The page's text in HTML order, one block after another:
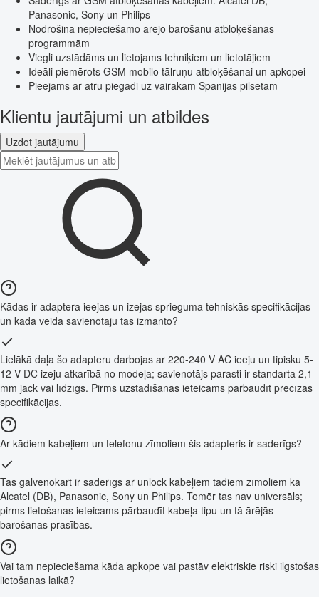
Panasonic, Sony un Philips
Nodrošina nepieciešamo ārējo barošanu atbloķēšanas
programmām
Viegli uzstādāms un lietojams tehniķiem un lietotājiem
Ideāli piemērots GSM mobilo tālruņu atbloķēšanai un apkopei
Pieejams ar ātru piegādi uz vairākām Spānijas pilsētām
Klientu jautājumi un atbildes
Uzdot jautājumu
Kādas ir adaptera ieejas un izejas sprieguma tehniskās specifikācijas
un kāda veida savienotāju tas izmanto?
Lielākā daļa šo adapteru darbojas ar 220-240 V AC ieeju un tipisku 5-
12 V DC izeju atkarībā no modeļa; savienotājs parasti ir standarta 2,1
mm jack vai līdzīgs. Pirms uzstādīšanas ieteicams pārbaudīt precīzas
specifikācijas.
Ar kādiem kabeļiem un telefonu zīmoliem šis adapteris ir saderīgs?
Tas galvenokārt ir saderīgs ar unlock kabeļiem tādiem zīmoliem kā
Alcatel (DB), Panasonic, Sony un Philips. Tomēr tas nav universāls;
pirms lietošanas ieteicams pārbaudīt kabeļa tipu un tā ārējās
barošanas prasības.
Vai tam nepieciešama kāda apkope vai pastāv elektriskie riski ilgstošas
lietošanas laikā?